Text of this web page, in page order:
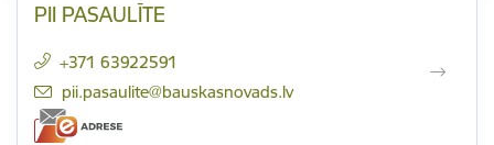
PII PASAULĪTE
+371 63922591
E-pasts:
pii.pasaulite@bauskasnovads.lv